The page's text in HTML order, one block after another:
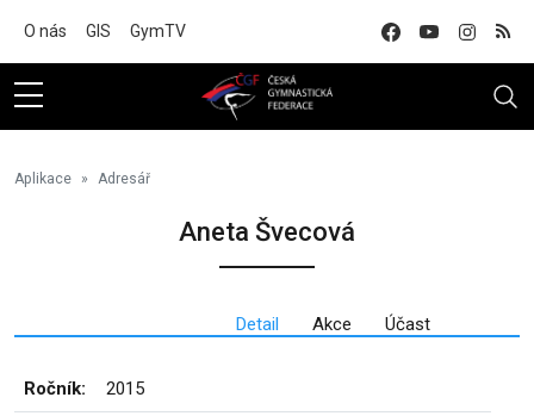
O nás GIS GymTV
Aplikace Adresář
Aneta Švecová
Detail Akce Účast
Ročník: 2015